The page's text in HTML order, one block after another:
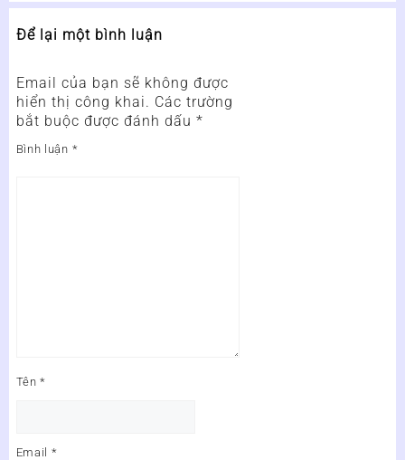
Để lại một bình luận
Email của bạn sẽ không được
hiển thị công khai. Các trường
bắt buộc được đánh dấu *
Bình luận *
Tên*
Email *